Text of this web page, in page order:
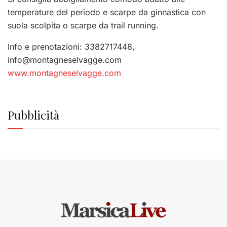
temperature del periodo e scarpe da ginnastica con
suola scolpita o scarpe da trail running.
Info e prenotazioni: 3382717448,
info@montagneselvagge.com
www.montagneselvagge.com
Pubblicità